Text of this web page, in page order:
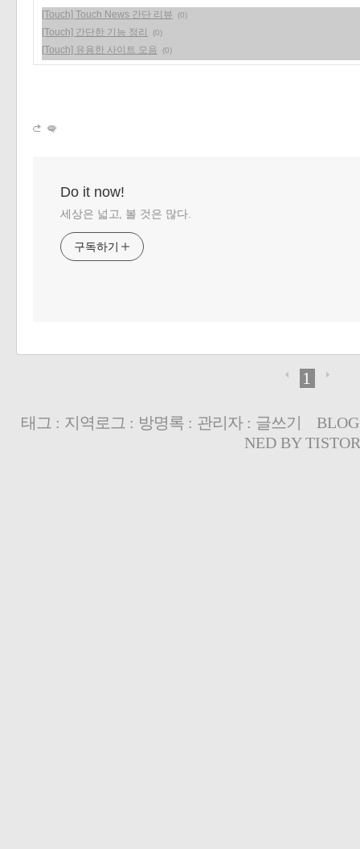
[Touch] Touch News 간단 리뷰 (0)
[Touch] 간단한 기능 정리 (0)
[Touch] 유용한 사이트 모음 (0)
Do it now!
세상은 넓고, 볼 것은 많다.
구독하기
1
태그 : 지역로그 : 방명록: 관리자: 글쓰기
NED BY